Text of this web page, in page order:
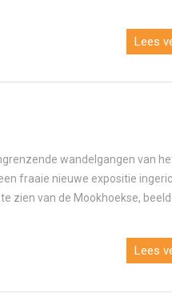
Lees
wandelgangen van
fraaie nieuwe expositie
zien van de Mookhoekse,
Lees